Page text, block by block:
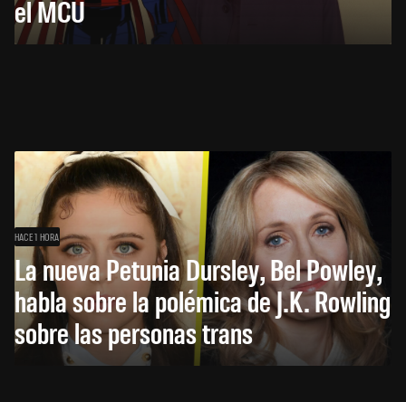
el MCU
HACE 1 HORA
La nueva Petunia Dursley, Bel Powley,
habla sobre la polémica de J.K. Rowling
sobre las personas trans